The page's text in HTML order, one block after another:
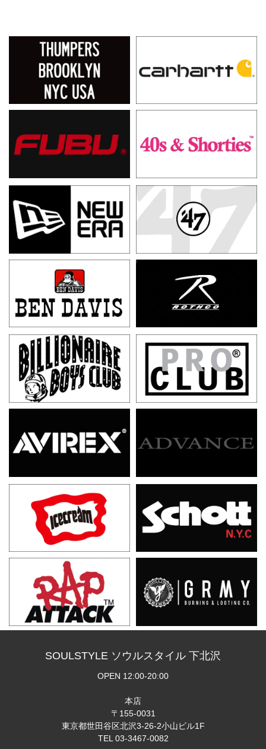
SOULSTYLE ソウルスタイル 下北沢
OPEN 12:00-20:00
本店
〒155-0031
東京都世田谷区北沢3-26-2小山ビル1F
TEL 03-3467-0082